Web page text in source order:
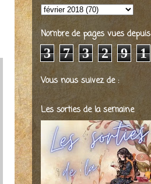
Nombre de pages vues depuis
3 7 3 2 9 1
Vous nous suivez de :
Les sorties de la semaine